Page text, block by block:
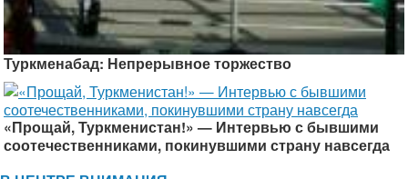
Туркменабад: Непрерывное торжество
«Прощай, Туркменистан!» — Интервью с бывшими
соотечественниками, покинувшими страну навсегда